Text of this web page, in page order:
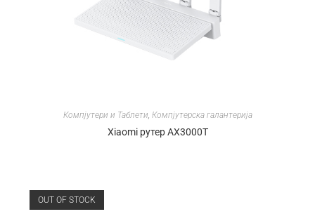
Компјутери и Таблети Компјутерска галантерија
Xiaomi рутер AX3000T
OUT OF STOCK